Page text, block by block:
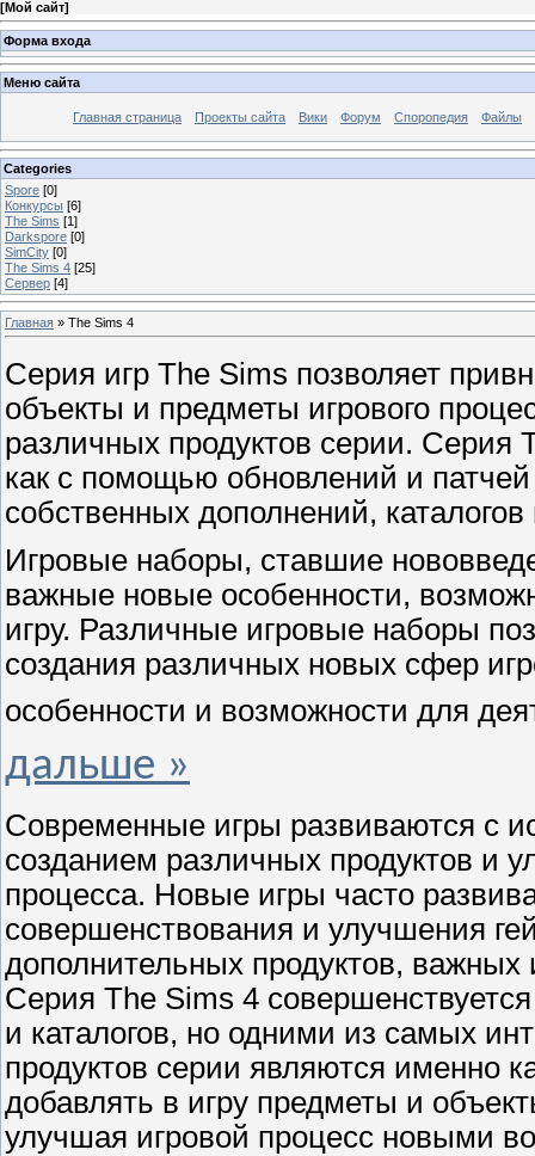
[Мой сайт]
Форма входа
Меню сайта
Главная страница Проекты сайта Вики Форум Споропедия Файлы
Categories
Spore [0]
Конкурсы [6]
The Sims [1]
Darkspore [0]
SimCity [0]
The Sims 4 [25]
Сервер [4]
Главная » The Sims 4
Серия игр The Sims позволяет
объекты и предметы игрового
различных продуктов серии. Серия
как с помощью обновлений и
собственных дополнений,
Игровые наборы, ставшие
важные новые особенности,
игру. Различные игровые наборы
создания различных новых сфер
особенности и возможности для
дальше »
Современные игры развиваются с
созданием различных продуктов и
процесса. Новые игры часто
совершенствования и улучшения
дополнительных продуктов,
Серия The Sims 4
и каталогов, но одними из самых
продуктов серии являются именно
добавлять в игру предметы и
улучшая игровой процесс новыми